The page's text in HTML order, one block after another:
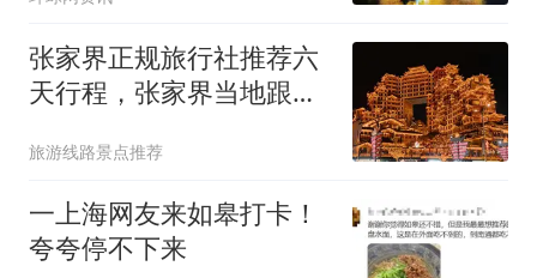
张家界正规旅行社推荐六
天行程，张家界当地跟团
旅游线路景点推荐
一上海网友来如皋打卡！
夸夸停不下来